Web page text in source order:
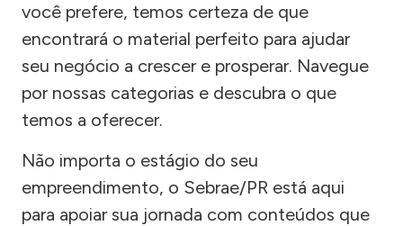
você prefere, temos certeza de que
encontrará o material perfeito para ajudar
seu negócio a crescer e prosperar. Navegue
por nossas categorias e descubra o que
temos a oferecer.
Não importa o estágio do seu
empreendimento, o Sebrae/PR está aqui
para apoiar sua jornada com conteúdos que